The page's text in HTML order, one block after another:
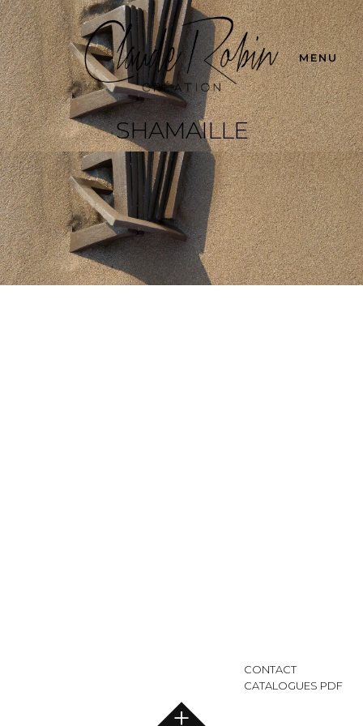
SHAMAILLE
MENU
CONTACT
CATALOGUES PDF
Shamaille
Skaal